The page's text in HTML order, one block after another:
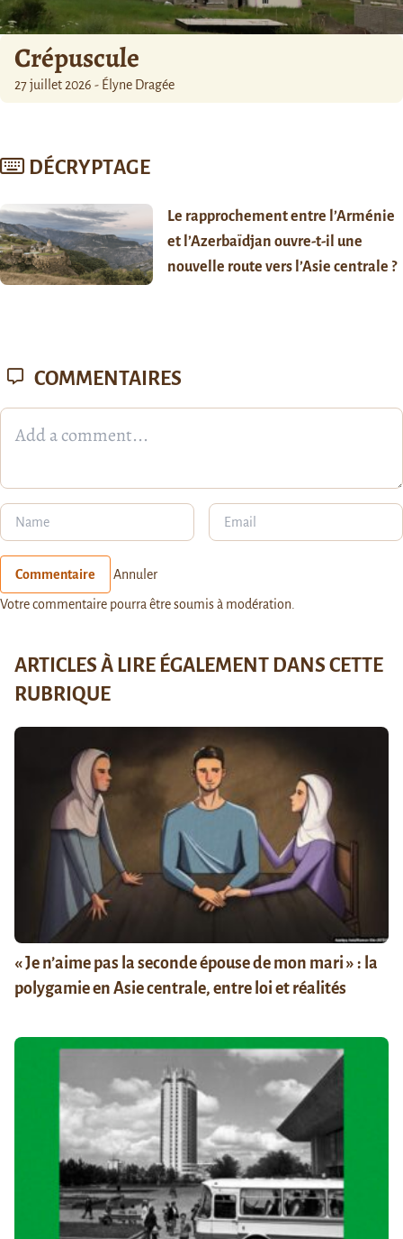
Crépuscule
27 juillet 2026 - Élyne Dragée
DÉCRYPTAGE
Le rapprochement entre l’Arménie
et l’Azerbaïdjan ouvre-t-il une
nouvelle route vers l’Asie centrale ?
COMMENTAIRES
Commentaire Annuler
Votre commentaire pourra être soumis à modération.
ARTICLES À LIRE ÉGALEMENT DANS CETTE
RUBRIQUE
« Je n’aime pas la seconde épouse de mon mari » : la
polygamie en Asie centrale, entre loi et réalités